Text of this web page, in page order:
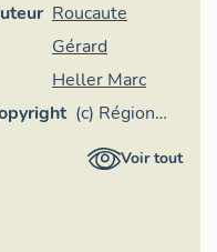
Roucaute
Gérard
Heller Marc
(c) Région
Provence-Voir tout